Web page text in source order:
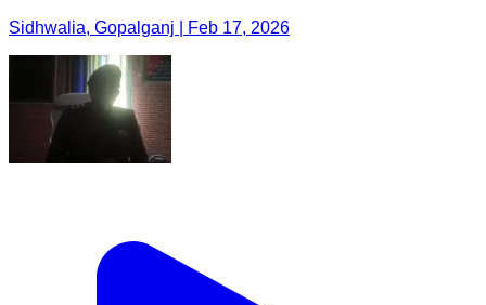
Sidhwalia, Gopalganj | Feb 17, 2026